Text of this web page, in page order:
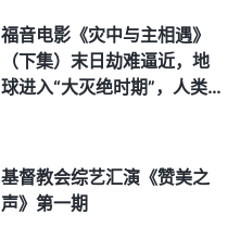
福音电影《灾中与主相遇》
（下集）末日劫难逼近，地
球进入“大灭绝时期”，人类
基督教会综艺汇演《赞美之
声》第一期